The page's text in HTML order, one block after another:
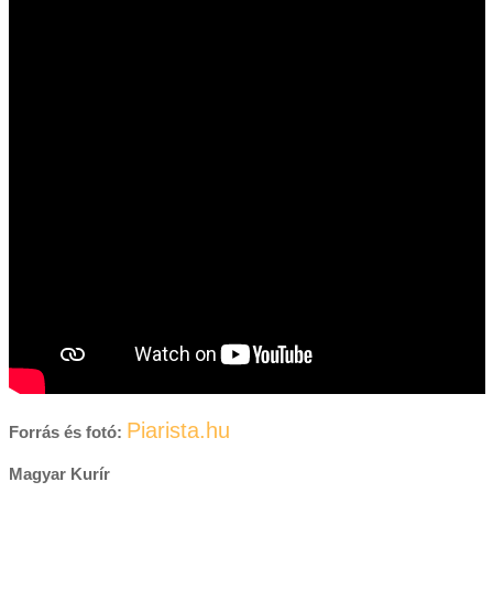
Forrás és fotó: Piarista.hu
Magyar Kurír